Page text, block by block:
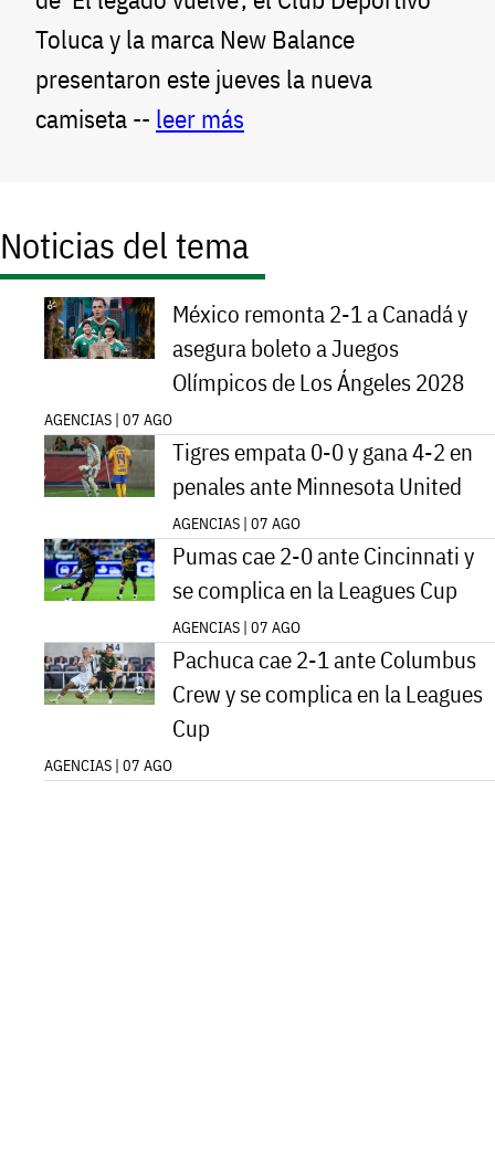
Toluca y la marca New Balance
presentaron este jueves la nueva
camiseta -- leer más
Noticias del tema
México remonta 2-1 a Canadá y
asegura boleto a Juegos
Olímpicos de Los Ángeles 2028
AGENCIAS | 07 AGO
Tigres empata 0-0 y gana 4-2 en
penales ante Minnesota United
AGENCIAS | 07 AGO
Pumas cae 2-0 ante Cincinnati y
se complica en la Leagues Cup
AGENCIAS | 07 AGO
Pachuca cae 2-1 ante Columbus
Crew y se complica en la Leagues
Cup
AGENCIAS | 07 AGO